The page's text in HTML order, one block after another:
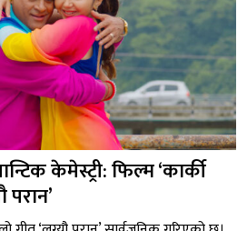
केमेस्ट्री: फिल्म ‘कार्की
परान’